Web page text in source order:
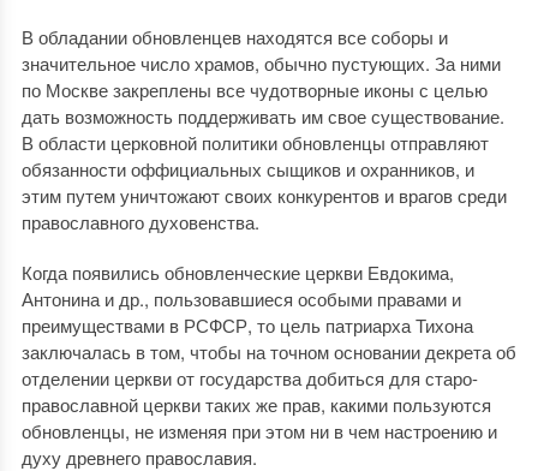
В обладании обновленцев находятся все соборы и
значительное число храмов, обычно пустующих. За ними
по Москве закреплены все чудотворные иконы с целью
дать возможность поддерживать им свое существование.
В области церковной политики обновленцы отправляют
обязанности оффициальных сыщиков и охранников, и
этим путем уничтожают своих конкурентов и врагов среди
православного духовенства.
Когда появились обновленческие церкви Евдокима,
Антонина и др., пользовавшиеся особыми правами и
преимуществами в РСФСР, то цель патриарха Тихона
заключалась в том, чтобы на точном основании декрета об
отделении церкви от государства добиться для старо-
православной церкви таких же прав, какими пользуются
обновленцы, не изменяя при этом ни в чем настроению и
духу древнего православия.